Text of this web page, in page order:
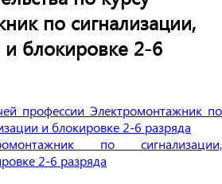
по сигнализации,
и блокировке 2-6